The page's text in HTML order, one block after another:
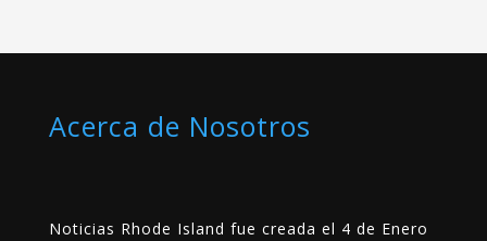
Acerca de Nosotros
Noticias Rhode Island fue creada el 4 de Enero